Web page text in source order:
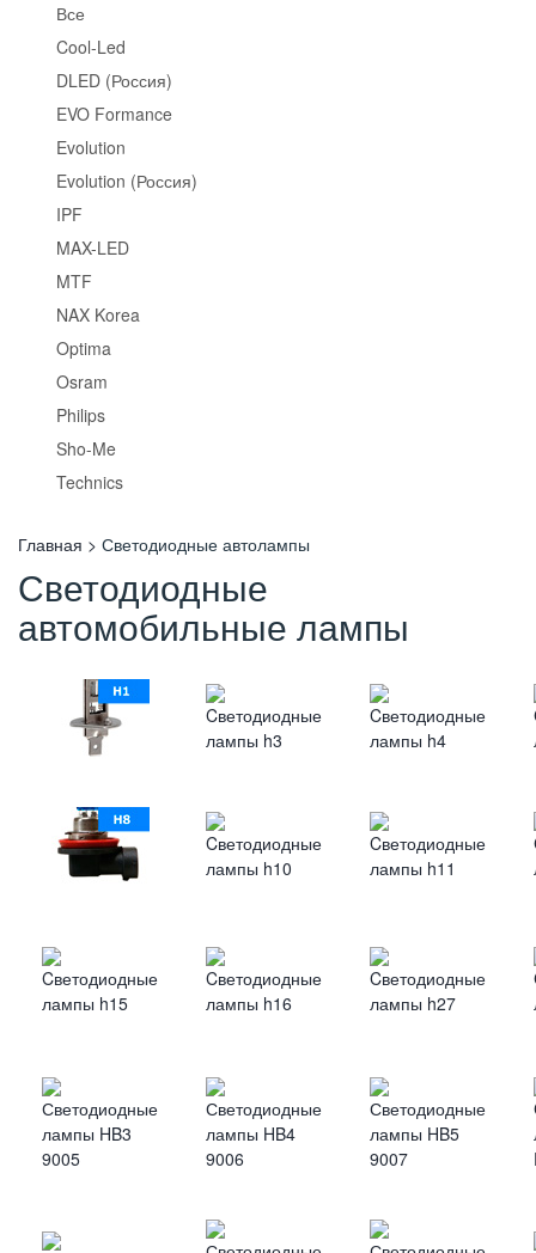
Все
Cool-Led
DLED (Россия)
EVO Formance
Evolution
Evolution (Россия)
IPF
MAX-LED
MTF
NAX Korea
Optima
Osram
Philips
Sho-Me
Technics
Главная Светодиодные автолампы
Светодиодные
автомобильные лампы